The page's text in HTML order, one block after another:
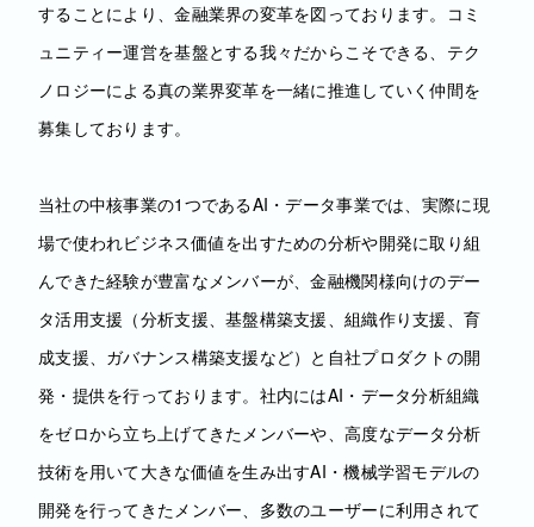
することにより、金融業界の変革を図っております。コミ
ュニティー運営を基盤とする我々だからこそできる、テク
ノロジーによる真の業界変革を一緒に推進していく仲間を
募集しております。
当社の中核事業の1つであるAI・データ事業では、実際に現
場で使われビジネス価値を出すための分析や開発に取り組
んできた経験が豊富なメンバーが、金融機関様向けのデー
タ活用支援（分析支援、基盤構築支援、組織作り支援、育
成支援、ガバナンス構築支援など）と自社プロダクトの開
発・提供を行っております。社内にはAI・データ分析組織
をゼロから立ち上げてきたメンバーや、高度なデータ分析
技術を用いて大きな価値を生み出すAI・機械学習モデルの
開発を行ってきたメンバー、多数のユーザーに利用されて